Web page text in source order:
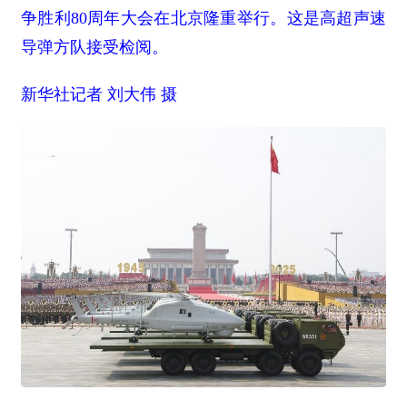
争胜利80周年大会在北京隆重举行。这是高超声速
导弹方队接受检阅。
新华社记者 刘大伟 摄